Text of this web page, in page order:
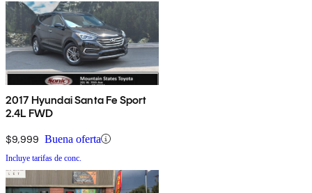
2017 Hyundai Santa Fe Sport
2.4L FWD
$9,999 Buena oferta
Incluye tarifas de conc.